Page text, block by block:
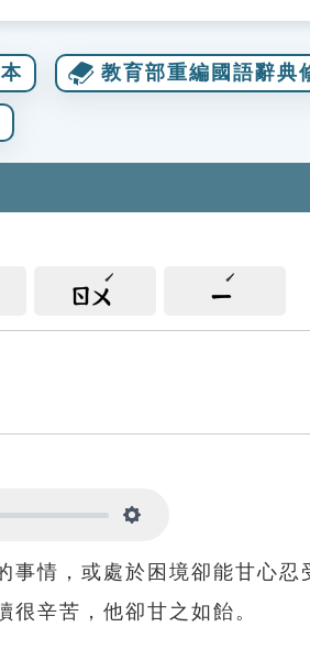
教育部重編國語辭典
ㄖㄨ ㄧ
事情，或處於困境卻能甘心忍
很辛苦，他卻甘之如飴。